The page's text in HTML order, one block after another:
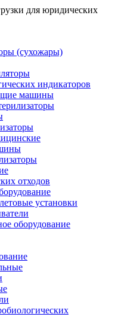
для юридических
(сухожары)
индикаторов
машины
отходов
установки
оборудование